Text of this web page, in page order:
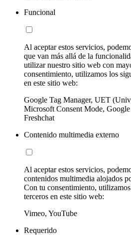
Funcional
Al aceptar estos servicios,
que van más allá de la
utilizar nuestro sitio web con
consentimiento, utilizamos los
en este sitio web:
Google Tag Manager, UET
Microsoft Consent Mode,
Freshchat
Contenido multimedia externo
Al aceptar estos servicios,
contenidos multimedia alojados
Con tu consentimiento,
terceros en este sitio web:
Vimeo, YouTube
Requerido